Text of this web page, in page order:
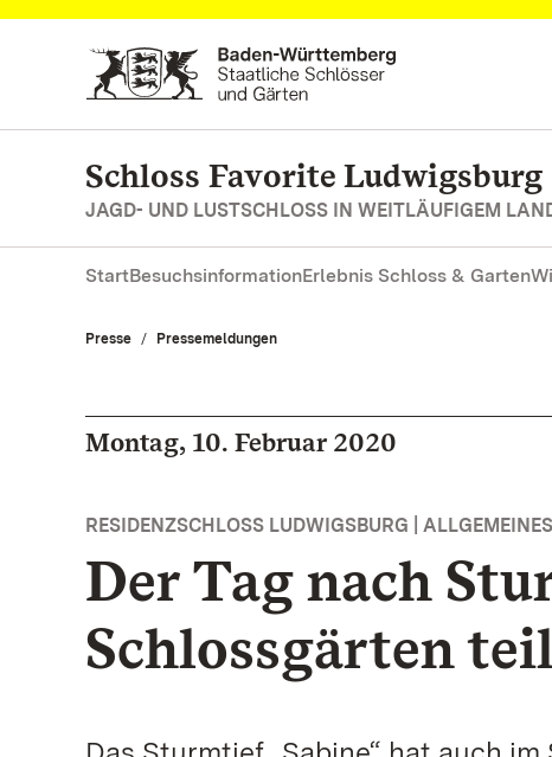
Zum Hauptinhalt springen
Schloss Favorite Ludwigsburg
JAGD- UND LUSTSCHLOSS IN WEITLÄUFIGEM
StartBesuchsinformationErlebnis Schloss & Garten
Presse Pressemeldungen
Montag, 10. Februar 2020
RESIDENZSCHLOSS LUDWIGSBURG | ALLGEMEINES
Der Tag nach
Schlossgärten